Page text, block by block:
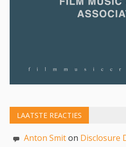
LAATSTE REACTIES
Anton Smiton Disclosure